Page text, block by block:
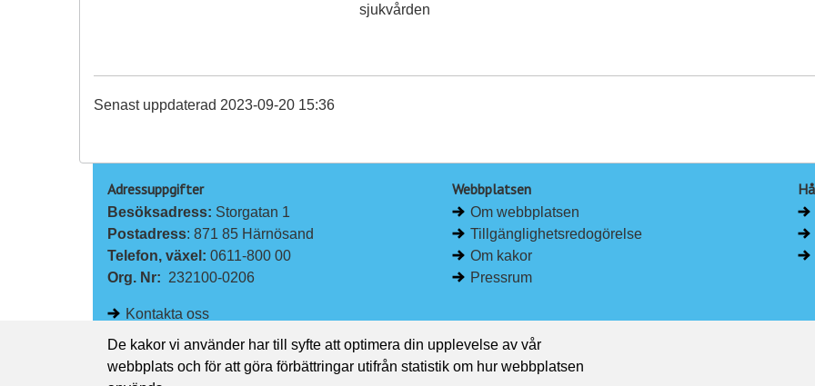
sjukvården
Senast uppdaterad 2023-09-20 15:36
Adressuppgifter
Besöksadress: Storgatan 1
Postadress: 871 85 Härnösand
Telefon, växel: 0611-800 00
Org. Nr: 232100-0206
Kontakta oss
Webbplatsen
Om webbplatsen
Tillgänglighetsredogörelse
Om kakor
Pressrum
De kakor vi använder har till syfte att optimera din upplevelse av vår
webbplats och för att göra förbättringar utifrån statistik om hur webbplatsen